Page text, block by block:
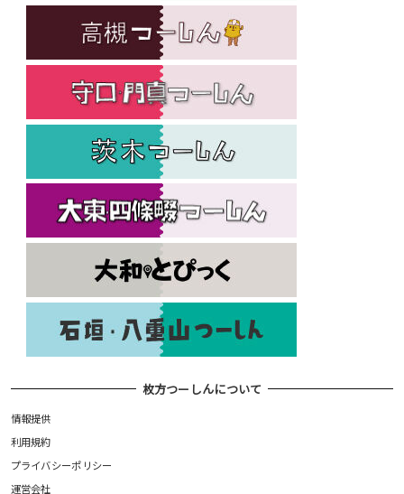
枚方つーしんについて
情報提供
利用規約
プライバシーポリシー
運営会社